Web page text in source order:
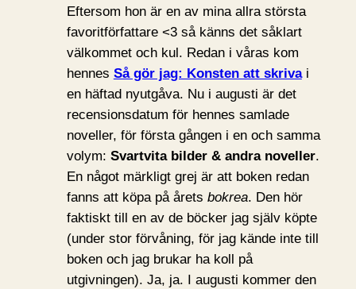
Eftersom hon är en av mina allra största
favoritförfattare <3 så känns det såklart
välkommet och kul. Redan i våras kom
hennes Så gör jag: Konsten att skrivai
en häftad nyutgåva. Nu i augusti är det
recensionsdatum för hennes samlade
noveller, för första gången i en och samma
volym: Svartvita bilder & andra noveller.
En något märkligt grej är att boken redan
fanns att köpa på årets bokrea. Den hör
faktiskt till en av de böcker jag själv köpte
(under stor förvåning, för jag kände inte till
boken och jag brukar ha koll på
utgivningen). Ja, ja. I augusti kommer den